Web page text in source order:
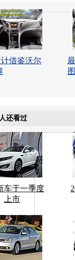
借鉴沃尔
还看过
车于一季度
上市